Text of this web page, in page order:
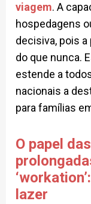
viagem. A
hospedagens
decisiva, pois
do que nunca.
estende a
nacionais a
para famílias
O papel
lazer